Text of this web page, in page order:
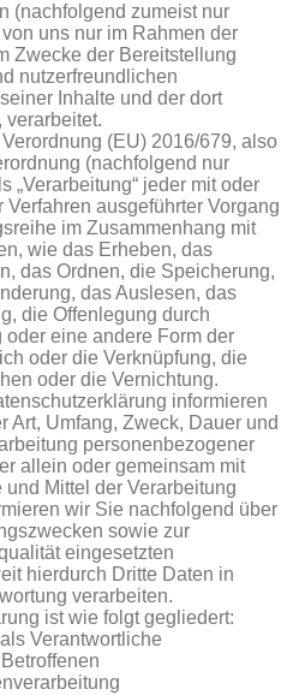
(nachfolgend zumeist nur
uns nur im Rahmen der
Zwecke der Bereitstellung
nutzerfreundlichen
Inhalte und der dort
verarbeitet.
(EU) 2016/679, also
(nachfolgend nur
„Verarbeitung“ jeder mit oder
ausgeführter Vorgang
im Zusammenhang mit
wie das Erheben, das
das Ordnen, die Speicherung,
das Auslesen, das
die Offenlegung durch
eine andere Form der
oder die Verknüpfung, die
oder die Vernichtung.
informieren
Art, Umfang, Zweck, Dauer und
personenbezogener
allein oder gemeinsam mit
Mittel der Verarbeitung
wir Sie nachfolgend über
sowie zur
eingesetzten
hierdurch Dritte Daten in
verarbeiten.
ist wie folgt gegliedert:
Verantwortliche